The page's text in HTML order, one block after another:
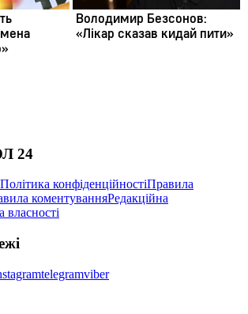
24
Політика конфіденційностіПравила
коментуванняРедакційна
власності
telegramviber